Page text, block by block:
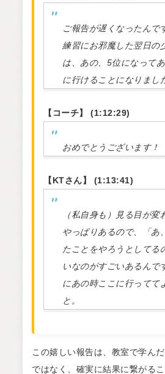
ご報告が遅くなったんで
練習にお邪魔した翌日の
は、あの、5位になって
に行けることになりまし
【コーチ】 (1:12:29)
おめでとうございます！
【KTさん】 (1:13:41)
（私自身も）見る目が変
やっぱりあるので、「あ
たことをやろうとしてる
いなのがすごいあるん
にあの時ここに行ってて
と。
この嬉しい報告は、教室で学ん
ではなく、確実に結果に繋がる